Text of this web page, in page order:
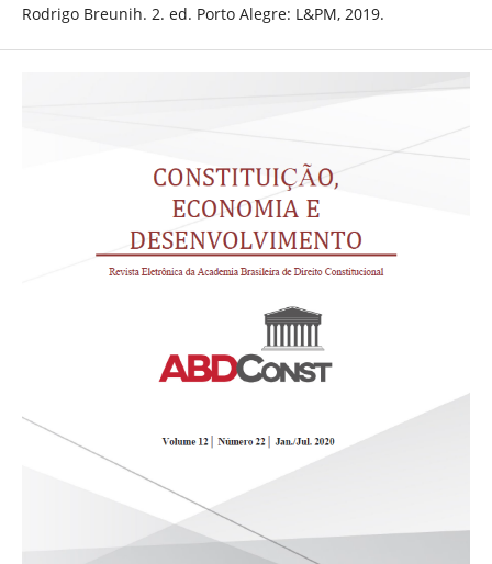
Rodrigo Breunih. 2. ed. Porto Alegre: L&PM, 2019.